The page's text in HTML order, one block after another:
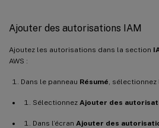
Ajouter des autorisations IAM
Ajoutez les autorisations dans la section
AWS :
Dans le panneau Résumé , sélectionnez
Sélectionnez Ajouter des
Dans l’écran Ajouter des